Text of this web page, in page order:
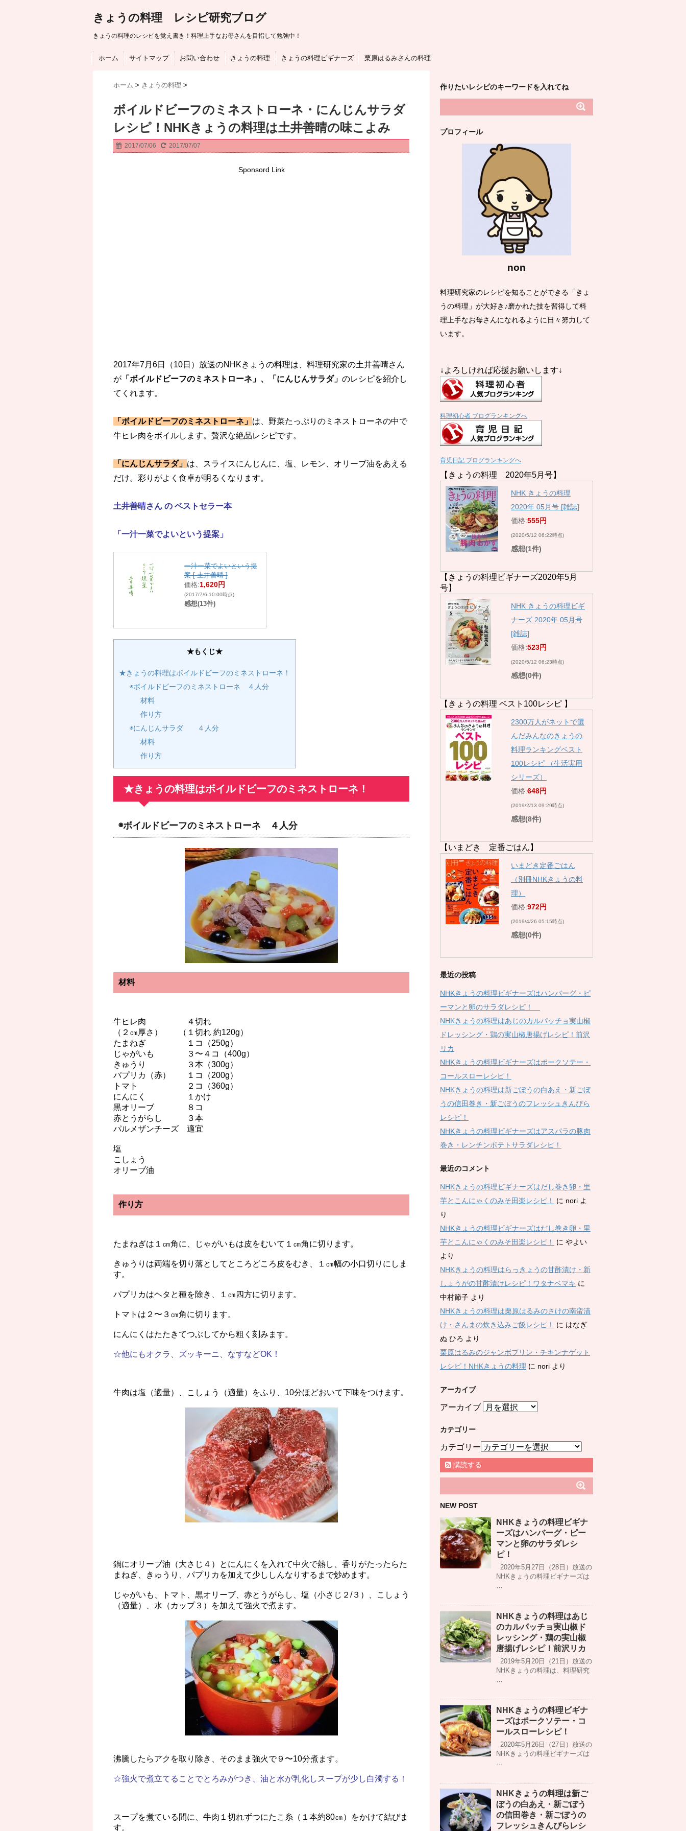
きょうの料理 レシピ研究ブログ
きょうの料理のレシピを覚え書き！料理上手なお母さんを目指して勉強中！
ホーム サイトマップ お問い合わせ きょうの料理 きょうの料理ビギナーズ 栗原はるみさんの料理
ホーム > きょうの料理 >
ボイルドビーフのミネストローネ・にんじんサラダ
レシピ！NHKきょうの料理は土井善晴の味こよみ
2017/07/06 2017/07/07
Sponsord Link
2017年7月6日（10日）放送のNHKきょうの料理は、料理研究家の土井善晴さん
が 「ボイルドビーフのミネストローネ」、「にんじんサラダ」 のレシピを紹介し
てくれます。
「ボイルドビーフのミネストローネ」 は、野菜たっぷりのミネストローネの中で
牛ヒレ肉をボイルします。贅沢な絶品レシピです。
「にんじんサラダ」 は、スライスにんじんに、塩、レモン、オリーブ油をあえる
だけ。彩りがよく食卓が明るくなります。
土井善晴さん の ベストセラー本
「一汁一菜でよいという提案」
一汁一菜でよいという提
案 [ 土井善晴 ]
価格:1,620円
(2017/7/6 10:00時点)
感想(13件)
★もくじ★
★きょうの料理はボイルドビーフのミネストローネ！
◉ボイルドビーフのミネストローネ ４人分
材料
作り方
◉にんじんサラダ ４人分
材料
作り方
★きょうの料理はボイルドビーフのミネストローネ！
◉ボイルドビーフのミネストローネ ４人分
材料
牛ヒレ肉 ４切れ
（２㎝厚さ） （１切れ 約120g）
たまねぎ １コ（250g）
じゃがいも ３〜４コ（400g）
きゅうり ３本（300g）
パプリカ（赤） １コ（200g）
トマト ２コ（360g）
にんにく １かけ
黒オリーブ ８コ
赤とうがらし ３本
パルメザンチーズ 適宜
塩
こしょう
オリーブ油
作り方
たまねぎは１㎝角に、じゃがいもは皮をむいて１㎝角に切ります。
きゅうりは両端を切り落としてところどころ皮をむき、１㎝幅の小口切りにしま
す。
パプリカはヘタと種を除き、１㎝四方に切ります。
トマトは２〜３㎝角に切ります。
にんにくはたたきてつぶしてから粗く刻みます。
☆他にもオクラ、ズッキーニ、なすなどOK！
牛肉は塩（適量）、こしょう（適量）をふり、10分ほどおいて下味をつけます。
鍋にオリーブ油（大さじ４）とにんにくを入れて中火で熱し、香りがたったらた
まねぎ、きゅうり、パプリカを加えて少ししんなりするまで炒めます。
じゃがいも、トマト、黒オリーブ、赤とうがらし、塩（小さじ２/３）、こしょう
（適量）、水（カップ３）を加えて強火で煮ます。
沸騰したらアクを取り除き、そのまま強火で９〜10分煮ます。
☆強火で煮立てることでとろみがつき、油と水が乳化しスープが少し白濁する！
スープを煮ている間に、牛肉１切れずつにたこ糸（１本約80㎝）をかけて結びま
す。
作りたいレシピのキーワードを入れてね
プロフィール
non
料理研究家のレシピを知ることができる「きょ
うの料理」が大好き♪磨かれた技を習得して料
理上手なお母さんになれるように日々努力して
います。
↓よろしければ応援お願いします↓
料理初心者 ブログランキングへ
育児日記 ブログランキングへ
【きょうの料理 2020年5月号】
NHK きょうの料理
2020年 05月号 [雑誌]
価格:555円
(2020/5/12 06:22時点)
感想(1件)
【きょうの料理ビギナーズ2020年5月
号】
NHK きょうの料理ビギ
ナーズ 2020年 05月号
[雑誌]
価格:523円
(2020/5/12 06:23時点)
感想(0件)
【きょうの料理 ベスト100レシピ 】
2300万人がネットで選
んだみんなのきょうの
料理ランキングベスト
100レシピ （生活実用
シリーズ）
価格:648円
(2019/2/13 09:29時点)
感想(8件)
【いまどき 定番ごはん】
いまどき定番ごはん
（別冊NHKきょうの料
理）
価格:972円
(2019/4/26 05:15時点)
感想(0件)
最近の投稿
NHKきょうの料理ビギナーズはハンバーグ・ピ
ーマンと卵のサラダレシピ！
NHKきょうの料理はあじのカルパッチョ実山椒
ドレッシング・鶏の実山椒唐揚げレシピ！前沢
リカ
NHKきょうの料理ビギナーズはポークソテー・
コールスローレシピ！
NHKきょうの料理は新ごぼうの白あえ・新ごぼ
うの信田巻き・新ごぼうのフレッシュきんぴら
レシピ！
NHKきょうの料理ビギナーズはアスパラの豚肉
巻き・レンチンポテトサラダレシピ！
最近のコメント
NHKきょうの料理ビギナーズはだし巻き卵・里
芋とこんにゃくのみそ田楽レシピ！
に nori よ
り
NHKきょうの料理ビギナーズはだし巻き卵・里
芋とこんにゃくのみそ田楽レシピ！
に やよい
より
NHKきょうの料理はらっきょうの甘酢漬け・新
しょうがの甘酢漬けレシピ！ワタナベマキ に
中村節子 より
NHKきょうの料理は栗原はるみのさけの南蛮漬
け・さんまの炊き込みご飯レシピ！
に はなぎ
ぬ ひろ より
栗原はるみのジャンボプリン・チキンナゲット
レシピ！NHKきょうの料理 に nori より
アーカイブ
アーカイブ
カテゴリー
カテゴリー
購読する
NEW POST
NHKきょうの料理ビギナ
ーズはハンバーグ・ピー
マンと卵のサラダレシ
ピ！
2020年5月27日（28日）放送の
NHKきょうの料理ビギナーズは
…
NHKきょうの料理はあじ
のカルパッチョ実山椒ド
レッシング・鶏の実山椒
唐揚げレシピ！前沢リカ
2019年5月20日（21日）放送の
NHKきょうの料理は、料理研究
…
NHKきょうの料理ビギナ
ーズはポークソテー・コ
ールスローレシピ！
2020年5月26日（27日）放送の
NHKきょうの料理ビギナーズは
…
NHKきょうの料理は新ご
ぼうの白あえ・新ごぼう
の信田巻き・新ごぼうの
フレッシュきんぴらレシ